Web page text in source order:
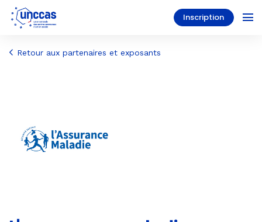
Inscription
Retour aux partenaires et exposants